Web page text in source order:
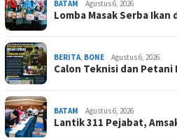
BATAM Agustus 6, 2026
Lomba Masak Serba
BERITA BONE Agustus 6, 2026
Calon Teknisi dan
BATAM Agustus 6, 2026
Lantik 311 Pejabat,